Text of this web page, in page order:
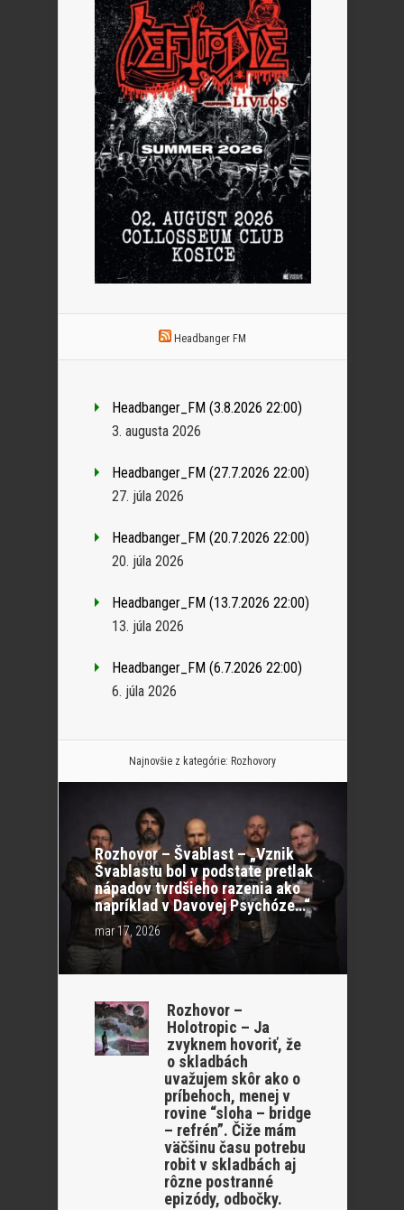
Headbanger FM
Headbanger_FM (3.8.2026 22:00)
3. augusta 2026
Headbanger_FM (27.7.2026 22:00)
27. júla 2026
Headbanger_FM (20.7.2026 22:00)
20. júla 2026
Headbanger_FM (13.7.2026 22:00)
13. júla 2026
Headbanger_FM (6.7.2026 22:00)
6. júla 2026
Najnovšie z kategórie: Rozhovory
Rozhovor – Švablast – „Vznik
Švablastu bol v podstate pretlak
nápadov tvrdšieho razenia ako
napríklad v Davovej Psychóze…“
mar 17, 2026
Rozhovor –
Holotropic – Ja
zvyknem hovoriť, že
o skladbách
uvažujem skôr ako o
príbehoch, menej v
rovine “sloha – bridge
– refrén”. Čiže mám
väčšinu času potrebu
robit v skladbách aj
rôzne postranné
epizódy, odbočky.